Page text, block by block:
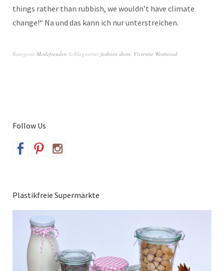
things rather than rubbish, we wouldn’t have climate
change!“ Na und das kann ich nur unterstreichen.
Kategorie Modefreuden Schlagwörterfashion show Vivienne Westwood
Follow Us
Plastikfreie Supermärkte